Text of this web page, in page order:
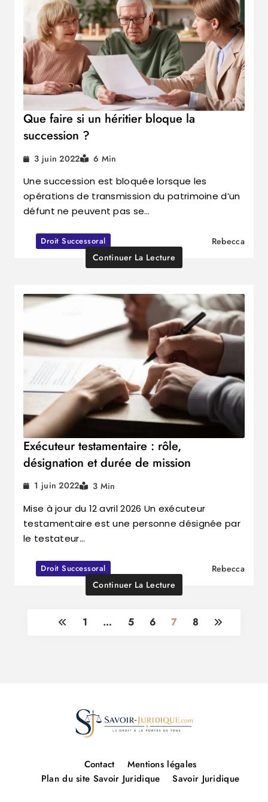
Que faire si un héritier bloque la
succession ?
3 juin 2022 6 Min
Une succession est bloquée lorsque les
opérations de transmission du patrimoine d’un
défunt ne peuvent pas se…
Droit Successoral
Rebecca
Continuer La Lecture
Exécuteur testamentaire : rôle,
désignation et durée de mission
1 juin 2022 3 Min
Mise à jour du 12 avril 2026 Un exécuteur
testamentaire est une personne désignée par
le testateur…
Droit Successoral
Rebecca
Continuer La Lecture
1 … 5 6 7 8
Savoirs
juridiques
Contact
Mentions légales
Plan du site Savoir Juridique
Savoir Juridique